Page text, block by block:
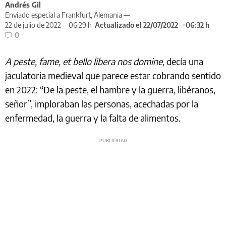
Andrés Gil
Enviado especial a Frankfurt, Alemania —
22 de julio de 2022
06:29 h Actualizado el 22/07/2022
06:32 h
0
A peste, fame, et bello libera nos domine,decía una
jaculatoria medieval que parece estar cobrando sentido
en 2022: “De la peste, el hambre y la guerra, libéranos,
señor”, imploraban las personas, acechadas por la
enfermedad, la guerra y la falta de alimentos.